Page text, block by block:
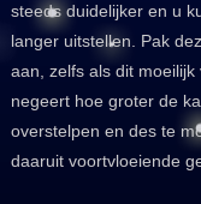
steeds duidelijker en u
langer uitstellen. Pak
aan, zelfs als dit
negeert hoe groter de
overstelpen en des te
daaruit voortvloeiende